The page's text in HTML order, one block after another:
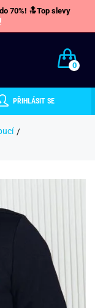
70%! 🔝Top slevy
0
PŘIHLÁSIT SE